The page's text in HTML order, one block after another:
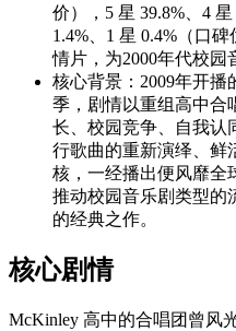
价），5 星 39.8%、4
1.4%、1 星 0.4%（口
情片，为2000年代校园
核心背景：2009年开
季，剧情以重组高中合
长、校园竞争、自我认
行歌曲的重新演绎、鲜
核，一经播出便风靡全
推动校园音乐剧类型的
的经典之作。
核心剧情
McKinley 高中的合唱团曾风